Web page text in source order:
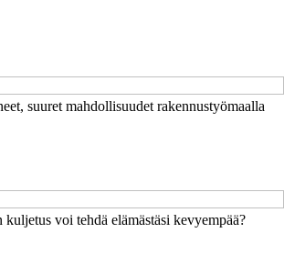
suuret mahdollisuudet rakennustyömaalla
voi tehdä elämästäsi kevyempää?